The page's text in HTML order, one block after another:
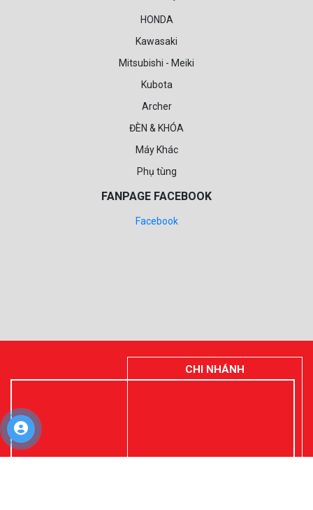
Chính sách mua hàng và thanh toán
Chính sách bảo mật Thông tin cá nhân
Chính sách giao hàng
Chính sách bảo hành
Chính Sách Đổi Trả và Hoàn Tiền
DANH MỤC
HONDA
Kawasaki
Mitsubishi - Meiki
Kubota